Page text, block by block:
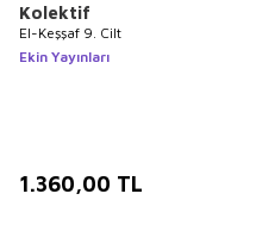
Kolektif
El-Keşşaf 9. Cilt
Ekin Yayınları
1.360,00 TL